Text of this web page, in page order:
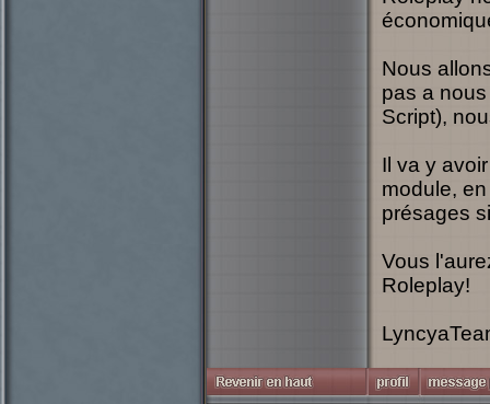
Nous
pas a
Script),
Il va y
module,
présages
Vous
Roleplay!